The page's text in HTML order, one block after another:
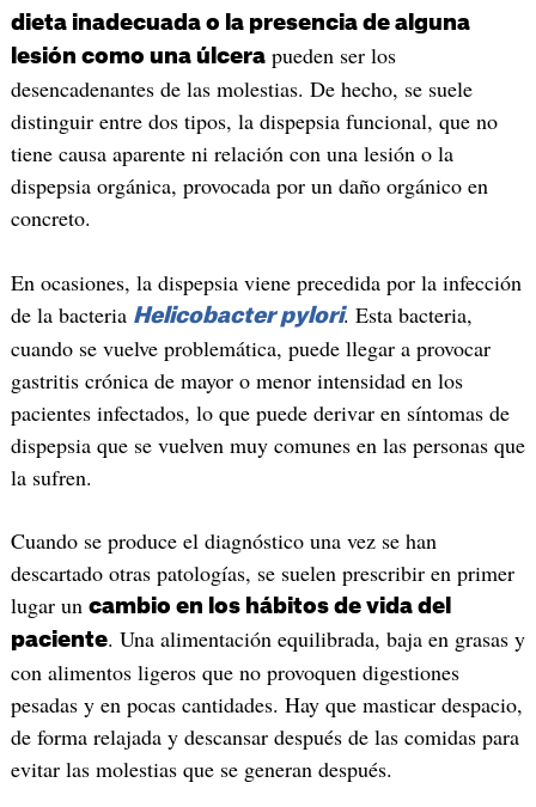
dieta inadecuada o la presencia de alguna
lesión como una úlcerapueden ser los
desencadenantes de las molestias. De hecho, se suele
distinguir entre dos tipos, la dispepsia funcional, que no
tiene causa aparente ni relación con una lesión o la
dispepsia orgánica, provocada por un daño orgánico en
concreto.
En ocasiones, la dispepsia viene precedida por la infección
de la bacteria Helicobacter pylori. Esta bacteria,
cuando se vuelve problemática, puede llegar a provocar
gastritis crónica de mayor o menor intensidad en los
pacientes infectados, lo que puede derivar en síntomas de
dispepsia que se vuelven muy comunes en las personas que
la sufren.
Cuando se produce el diagnóstico una vez se han
descartado otras patologías, se suelen prescribir en primer
lugar un cambio en los hábitos de vida del
paciente. Una alimentación equilibrada, baja en grasas y
con alimentos ligeros que no provoquen digestiones
pesadas y en pocas cantidades. Hay que masticar despacio,
de forma relajada y descansar después de las comidas para
evitar las molestias que se generan después.